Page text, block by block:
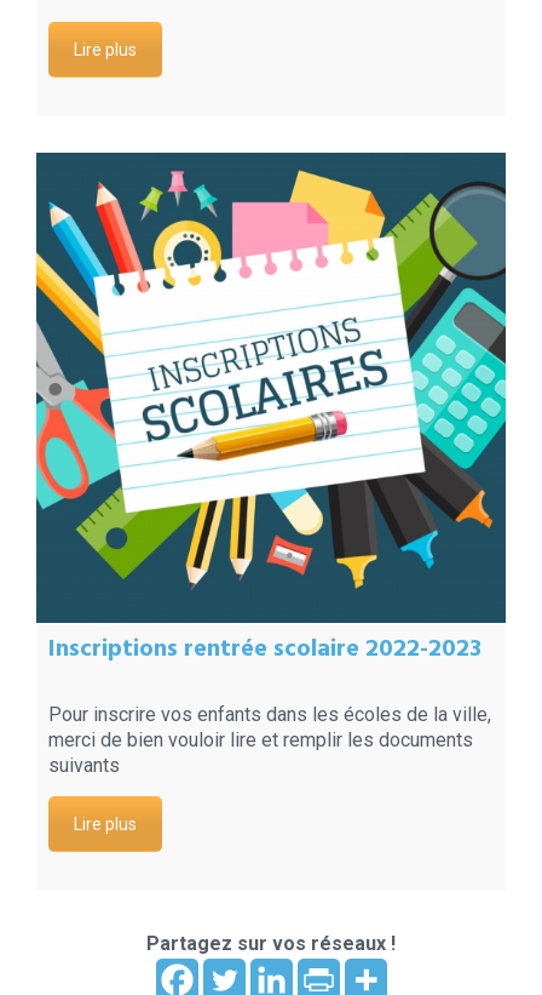
Lire plus
Inscriptions rentrée scolaire 2022-2023
Pour inscrire vos enfants dans les écoles de la ville,
merci de bien vouloir lire et remplir les documents
suivants
Lire plus
Partagez sur vos réseaux !